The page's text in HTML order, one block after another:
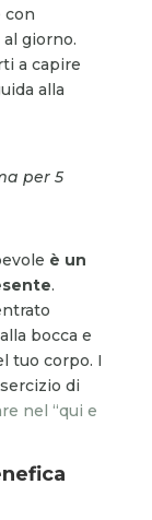
con
giorno.
a capire
alla
per 5
è un
.
bocca e
tuo corpo. I
di
nel “qui e